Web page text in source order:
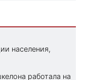
населения,
работала на